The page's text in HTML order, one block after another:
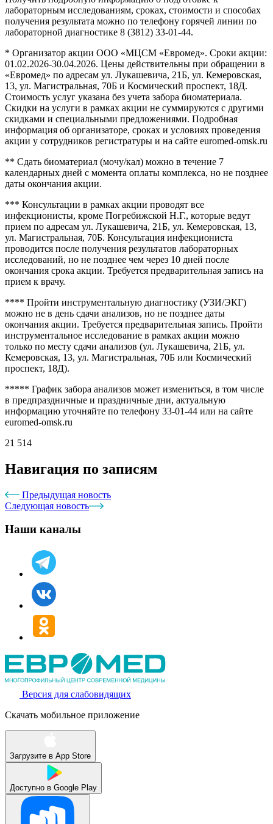
лабораторным исследованиям, сроках, стоимости и способах
получения результата можно по телефону горячей линии по
лабораторной диагностике 8 (3812) 33-01-44.
* Организатор акции ООО «МЦСМ «Евромед». Сроки акции:
01.02.2026-30.04.2026. Цены действительны при обращении в
«Евромед» по адресам ул. Лукашевича, 21Б, ул. Кемеровская,
13, ул. Магистральная, 70Б и Космический проспект, 18Д.
Стоимость услуг указана без учета забора биоматериала.
Скидки на услуги в рамках акции не суммируются с другими
скидками и специальными предложениями. Подробная
информация об организаторе, сроках и условиях проведения
акции у сотрудников регистратуры и на сайте euromed-omsk.ru
** Сдать биоматериал (мочу/кал) можно в течение 7
календарных дней с момента оплаты комплекса, но не позднее
даты окончания акции.
*** Консультации в рамках акции проводят все
инфекционисты, кроме Погребижской Н.Г., которые ведут
прием по адресам ул. Лукашевича, 21Б, ул. Кемеровская, 13,
ул. Магистральная, 70Б. Консультация инфекциониста
проводится после получения результатов лабораторных
исследований, но не позднее чем через 10 дней после
окончания срока акции. Требуется предварительная запись на
прием к врачу.
**** Пройти инструментальную диагностику (УЗИ/ЭКГ)
можно не в день сдачи анализов, но не позднее даты
окончания акции. Требуется предварительная запись. Пройти
инструментальное исследование в рамках акции можно
только по месту сдачи анализов (ул. Лукашевича, 21Б, ул.
Кемеровская, 13, ул. Магистральная, 70Б или Космический
проспект, 18Д).
***** График забора анализов может измениться, в том числе
в предпраздничные и праздничные дни, актуальную
информацию уточняйте по телефону 33-01-44 или на сайте
euromed-omsk.ru
21 514
Навигация по записям
Предыдущая новость
Следующая новость
Наши каналы
Версия для слабовидящих
Скачать мобильное приложение
Загрузите в App Store
Доступно в Google Play